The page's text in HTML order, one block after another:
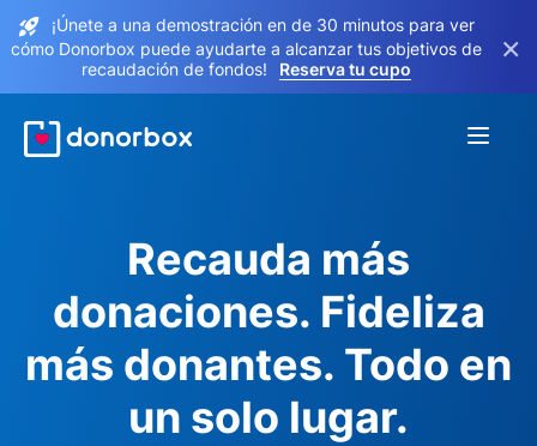
¡Únete a una demostración en de 30 minutos para ver
cómo Donorbox puede ayudarte a alcanzar tus objetivos de
recaudación de fondos!
Reserva tu cupo
×
Recauda más
donaciones. Fideliza
más donantes. Todo en
un solo lugar.